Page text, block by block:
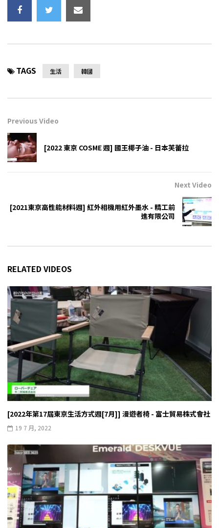
TAGS 生活 韓國
Previous Video
[2022 東京 COSME 週] 國王椰子油 - 日本芙蕾拉
Next Video
[2021東京高性能材料週] 紅外相機用紅外墨水 - 精工前
進有限公司
RELATED VIDEOS
[2022年第17屆東京生活方式週[7月]] 漫遊者椅 - 富士貿易株式會社
19 7 月, 2022